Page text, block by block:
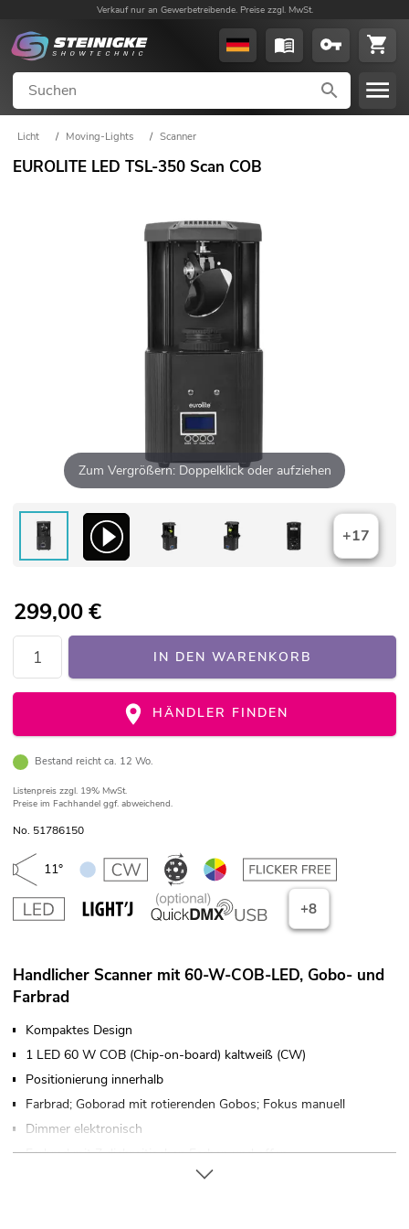
Verkauf nur an Gewerbetreibende. Preise zzgl. MwSt.
Licht / Moving-Lights / Scanner
EUROLITE LED TSL-350 Scan COB
Zum Vergrößern: Doppelklick oder aufziehen
+17
299,00€
IN DEN WARENKORB
HÄNDLER FINDEN
Bestand reicht ca. 12 Wo.
Listenpreis zzgl. 19% MwSt.
Preise im Fachhandel ggf. abweichend.
No. 51786150
11°
+8
Handlicher Scanner mit 60-W-COB-LED, Gobo- und
Farbrad
Kompaktes Design
1 LED 60 W COB (Chip-on-board) kaltweiß (CW)
Positionierung innerhalb
Farbrad; Goborad mit rotierenden Gobos; Fokus manuell
Dimmer elektronisch
Farbrad mit 7 dichroitischen Farben und offen
Halbfarben anwählbar, Rainbow-Effekt mit variabler